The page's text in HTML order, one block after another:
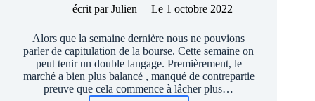
écrit par Julien Le 1 octobre 2022
Alors que la semaine dernière nous ne pouvions
parler de capitulation de la bourse. Cette semaine on
peut tenir un double langage. Premièrement, le
marché a bien plus balancé , manqué de contrepartie
preuve que cela commence à lâcher plus…